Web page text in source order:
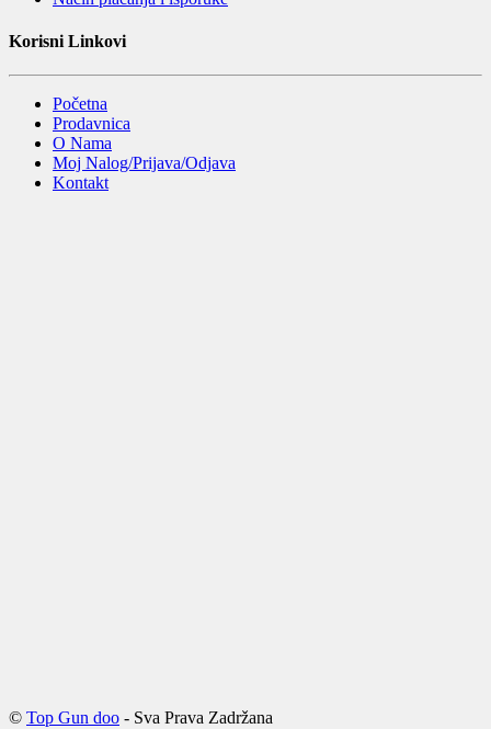
Korisni Linkovi
Početna
Prodavnica
O Nama
Moj Nalog/Prijava/Odjava
Kontakt
© Top Gun doo - Sva Prava Zadržana